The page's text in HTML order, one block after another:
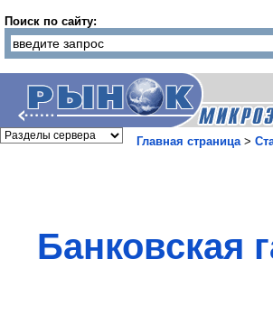
Поиск по сайту:
Главная страница>
Банковская